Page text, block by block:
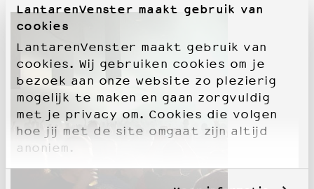
LantarenVenster maakt gebruik van
cookies
LantarenVenster maakt gebruik van
cookies. Wij gebruiken cookies om je
bezoek aan onze website zo plezierig
mogelijk te maken en gaan zorgvuldig
met je privacy om. Cookies die volgen
hoe jij met de site omgaat zijn altijd
anoniem.
Duurzaamheid
Culturele boycot Israël
Ruimte voor artistieke vrijheid – VNPF